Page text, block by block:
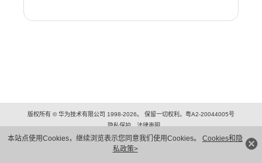
本站点使用Cookies，继续浏览表示您同意我们使用Cookies。 Cookies和隐
私政策>
版权所有 © 华为技术有限公司 1998-2026。 保留一切权利。粤A2-20044005号
隐私保护
法律声明